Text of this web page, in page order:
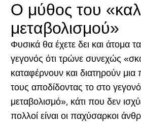
Ο μύθος του
μεταβολισμού»
Φυσικά θα έχετε δει και άτομα
γεγονός ότι τρώνε συνεχώς
καταφέρνουν και διατηρούν
τους αποδίδοντας το στο
μεταβολισμό», κάτι που δεν
πολλοί είναι οι παχύσαρκοι